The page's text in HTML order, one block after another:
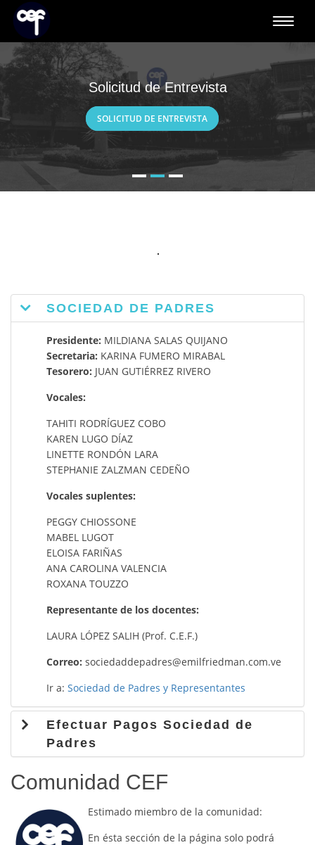
Toggle
Solicitud de Entrevista
SOLICITUD DE ENTREVISTA
SOCIEDAD DE PADRES
Presidente: MILDIANA SALAS QUIJANO
Secretaria: KARINA FUMERO MIRABAL
Tesorero: JUAN GUTIÉRREZ RIVERO
Vocales:
TAHITI RODRÍGUEZ COBO
KAREN LUGO DÍAZ
LINETTE RONDÓN LARA
STEPHANIE ZALZMAN CEDEÑO
Vocales suplentes:
PEGGY CHIOSSONE
MABEL LUGOT
ELOISA FARIÑAS
ANA CAROLINA VALENCIA
ROXANA TOUZZO
Representante de los docentes:
LAURA LÓPEZ SALIH (Prof. C.E.F.)
Correo: sociedaddepadres@emilfriedman.com.ve
Ir a: Sociedad de Padres y Representantes
Efectuar Pagos Sociedad de
Padres
Comunidad CEF
Estimado miembro de la comunidad:
En ésta sección de la página solo podrá